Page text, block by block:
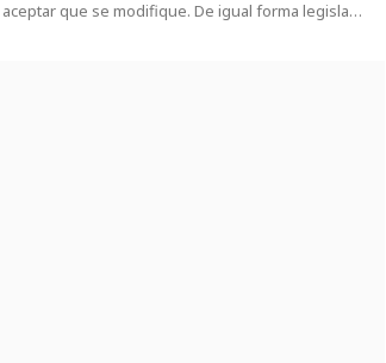
que se modifique. De igual forma legisla…